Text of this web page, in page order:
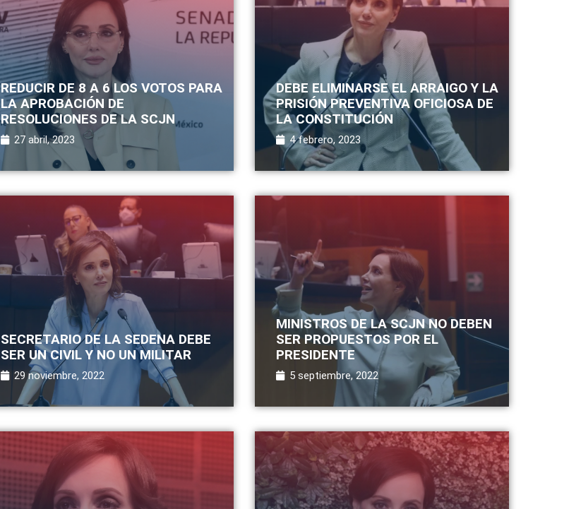
REDUCIR DE 8 A 6 LOS VOTOS PARA
LA APROBACIÓN DE
RESOLUCIONES DE LA SCJN
27 abril, 2023
DEBE ELIMINARSE EL ARRAIGO Y LA
PRISIÓN PREVENTIVA OFICIOSA DE
LA CONSTITUCIÓN
4 febrero, 2023
SECRETARIO DE LA SEDENA DEBE
SER UN CIVIL Y NO UN MILITAR
29 noviembre, 2022
MINISTROS DE LA SCJN NO DEBEN
SER PROPUESTOS POR EL
PRESIDENTE
5 septiembre, 2022